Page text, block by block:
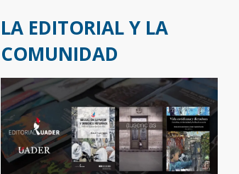
u
e
t
a
d
e
LA EDITORIAL Y LA
COMUNIDAD